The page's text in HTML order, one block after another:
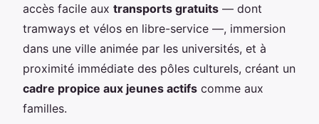
accès facile aux transports gratuits — dont
tramways et vélos en libre-service —, immersion
dans une ville animée par les universités, et à
proximité immédiate des pôles culturels, créant un
cadre propice aux jeunes actifs comme aux
familles.